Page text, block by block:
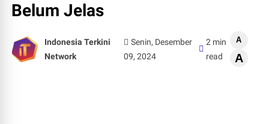
Belum Jelas
Indonesia Terkini
Network
Senin, Desember
09, 2024
2 min
read
A
A